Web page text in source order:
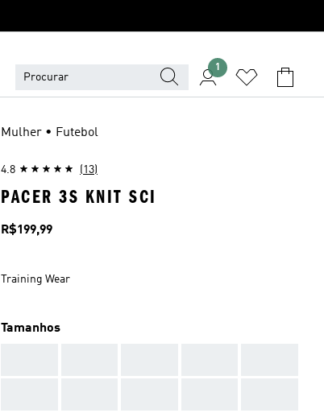
1
Mulher • Futebol
4.8 (13)
PACER 3S KNIT SCI
Preço
R$199,99
Training Wear
Tamanhos